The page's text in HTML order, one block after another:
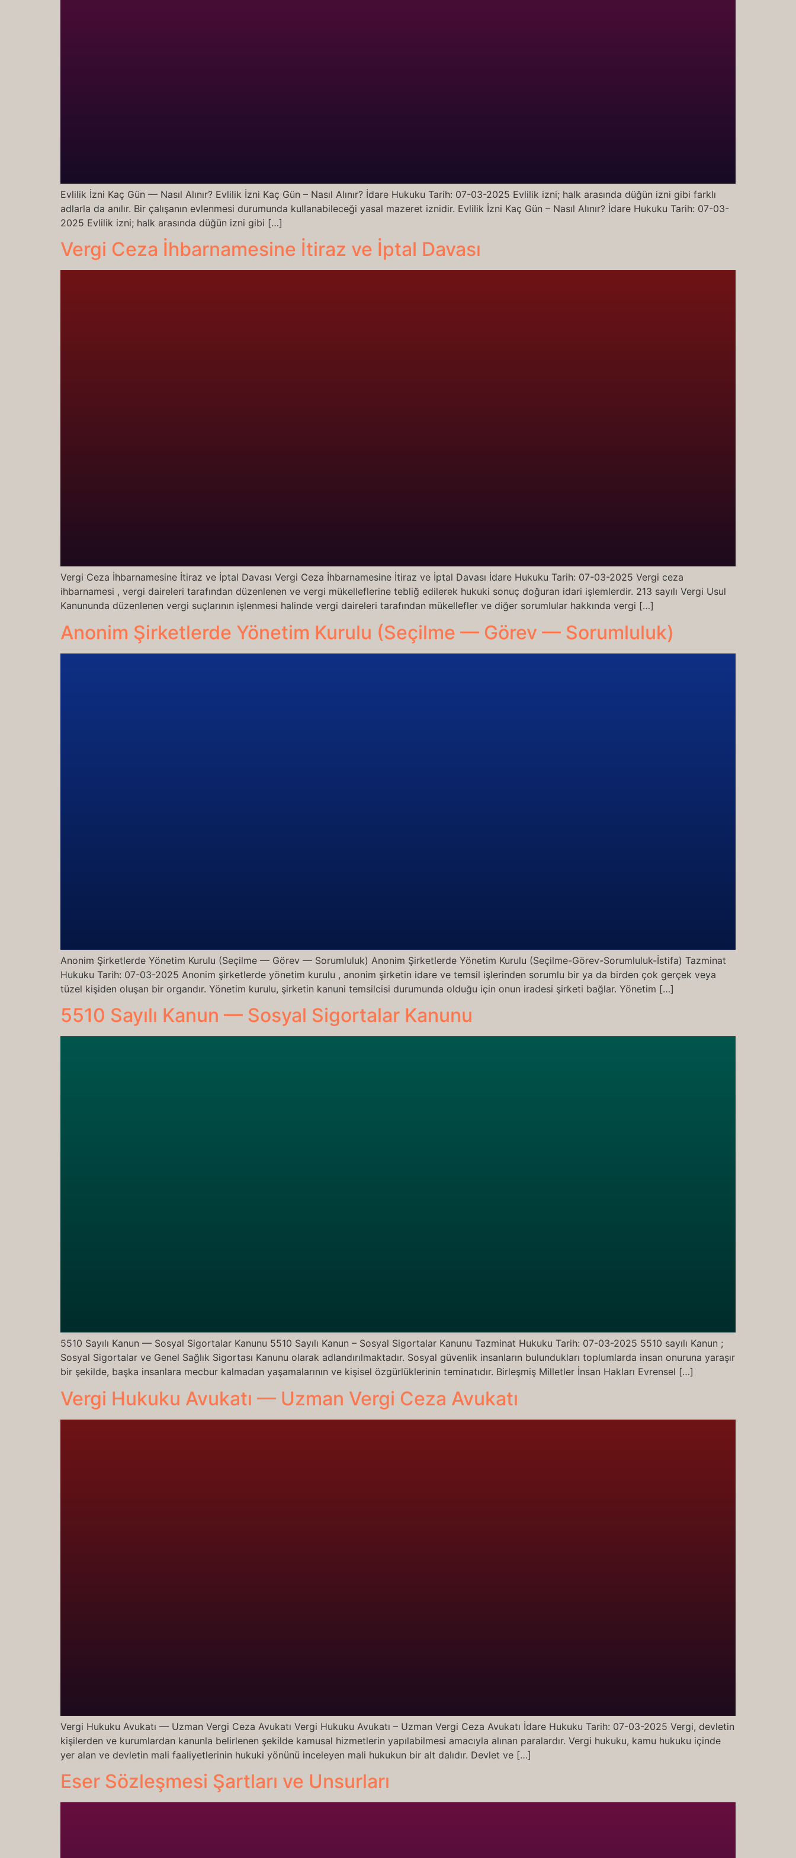
Evlilik İzni Kaç Gün — Nasıl Alınır? Evlilik İzni Kaç Gün – Nasıl Alınır? İdare Hukuku Tarih: 07-03-2025 Evlilik izni; halk arasında düğün izni gibi farklı
adlarla da anılır. Bir çalışanın evlenmesi durumunda kullanabileceği yasal mazeret iznidir. Evlilik İzni Kaç Gün – Nasıl Alınır? İdare Hukuku Tarih: 07-03-
2025 Evlilik izni; halk arasında düğün izni gibi […]
Vergi Ceza İhbarnamesine İtiraz ve İptal Davası
Vergi Ceza İhbarnamesine İtiraz ve İptal Davası Vergi Ceza İhbarnamesine İtiraz ve İptal Davası İdare Hukuku Tarih: 07-03-2025 Vergi ceza
ihbarnamesi , vergi daireleri tarafından düzenlenen ve vergi mükelleflerine tebliğ edilerek hukuki sonuç doğuran idari işlemlerdir. 213 sayılı Vergi Usul
Kanununda düzenlenen vergi suçlarının işlenmesi halinde vergi daireleri tarafından mükellefler ve diğer sorumlular hakkında vergi […]
Anonim Şirketlerde Yönetim Kurulu (Seçilme — Görev — Sorumluluk)
Anonim Şirketlerde Yönetim Kurulu (Seçilme — Görev — Sorumluluk) Anonim Şirketlerde Yönetim Kurulu (Seçilme-Görev-Sorumluluk-İstifa) Tazminat
Hukuku Tarih: 07-03-2025 Anonim şirketlerde yönetim kurulu , anonim şirketin idare ve temsil işlerinden sorumlu bir ya da birden çok gerçek veya
tüzel kişiden oluşan bir organdır. Yönetim kurulu, şirketin kanuni temsilcisi durumunda olduğu için onun iradesi şirketi bağlar. Yönetim […]
5510 Sayılı Kanun — Sosyal Sigortalar Kanunu
5510 Sayılı Kanun — Sosyal Sigortalar Kanunu 5510 Sayılı Kanun – Sosyal Sigortalar Kanunu Tazminat Hukuku Tarih: 07-03-2025 5510 sayılı Kanun ;
Sosyal Sigortalar ve Genel Sağlık Sigortası Kanunu olarak adlandırılmaktadır. Sosyal güvenlik insanların bulundukları toplumlarda insan onuruna yaraşır
bir şekilde, başka insanlara mecbur kalmadan yaşamalarının ve kişisel özgürlüklerinin teminatıdır. Birleşmiş Milletler İnsan Hakları Evrensel […]
Vergi Hukuku Avukatı — Uzman Vergi Ceza Avukatı
Vergi Hukuku Avukatı — Uzman Vergi Ceza Avukatı Vergi Hukuku Avukatı – Uzman Vergi Ceza Avukatı İdare Hukuku Tarih: 07-03-2025 Vergi, devletin
kişilerden ve kurumlardan kanunla belirlenen şekilde kamusal hizmetlerin yapılabilmesi amacıyla alınan paralardır. Vergi hukuku, kamu hukuku içinde
yer alan ve devletin mali faaliyetlerinin hukuki yönünü inceleyen mali hukukun bir alt dalıdır. Devlet ve […]
Eser Sözleşmesi Şartları ve Unsurları